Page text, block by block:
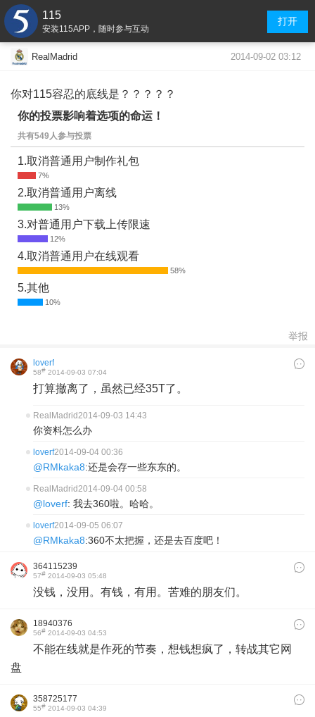
115
安装115APP，随时参与互动
打开
RealMadrid 2014-09-02 03:12
你对115容忍的底线是？？？？？
你的投票影响着选项的命运！
共有549人参与投票
1.取消普通用户制作礼包
2.取消普通用户离线
3.对普通用户下载上传限速
4.取消普通用户在线观看
5.其他
举报
loverf
58# 2014-09-03 07:04
打算撤离了，虽然已经35T了。
RealMadrid2014-09-03 14:43
你资料怎么办
loverf2014-09-04 00:36
@RMkaka8:还是会存一些东东的。
RealMadrid2014-09-04 00:58
@loverf: 我去360啦。哈哈。
loverf2014-09-05 06:07
@RMkaka8:360不太把握，还是去百度吧！
364115239
57# 2014-09-03 05:48
没钱，没用。有钱，有用。苦难的朋友们。
18940376
56# 2014-09-03 04:53
不能在线就是作死的节奏，想钱想疯了，转战其它网
盘
358725177
55# 2014-09-03 04:39